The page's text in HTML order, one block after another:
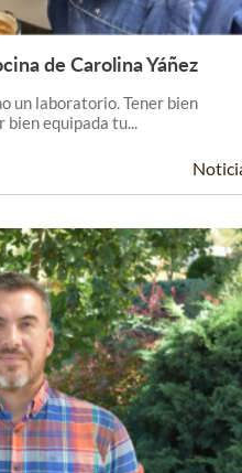
Leer Más +
de Carolina Yáñez
un laboratorio. Tener bien
equipada tu...